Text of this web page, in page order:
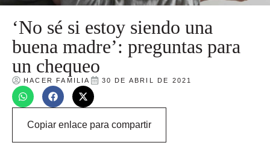
‘No sé si estoy siendo una
buena madre’: preguntas para
un chequeo
HACER FAMILIA 30 DE ABRIL DE 2021
Copiar enlace para compartir